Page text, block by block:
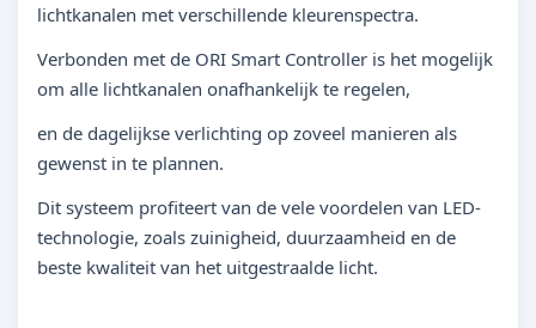
lichtkanalen met verschillende kleurenspectra.
Verbonden met de ORI Smart Controller is het mogelijk
om alle lichtkanalen onafhankelijk te regelen,
en de dagelijkse verlichting op zoveel manieren als
gewenst in te plannen.
Dit systeem profiteert van de vele voordelen van LED-
technologie, zoals zuinigheid, duurzaamheid en de
beste kwaliteit van het uitgestraalde licht.